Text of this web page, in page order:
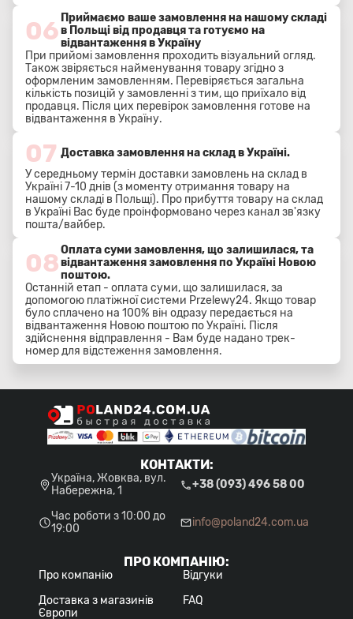
06 Приймаємо ваше замовлення на нашому складі
в Польщі від продавця та готуємо на
відвантаження в Україну
При прийомі замовлення проходить візуальний огляд.
Також звіряється найменування товару згідно з
оформленим замовленням. Перевіряється загальна
кількість позицій у замовленні з тим, що приїхало від
продавця. Після цих перевірок замовлення готове на
відвантаження в Україну.
07 Доставка замовлення на склад в Україні.
У середньому термін доставки замовлень на склад в
Україні 7-10 днів (з моменту отримання товару на
нашому складі в Польщі). Про прибуття товару на склад
в Україні Вас буде проінформовано через канал зв'язку
пошта/вайбер.
08Оплата суми замовлення, що залишилася, та
відвантаження замовлення по Україні Новою
поштою.
Останній етап - оплата суми, що залишилася, за
допомогою платіжної системи Przelewy24. Якщо товар
було сплачено на 100% він одразу передається на
відвантаження Новою поштою по Україні. Після
здійснення відправлення - Вам буде надано трек-
номер для відстеження замовлення.
ПРО КОМПАНІЮ:
Про компанію
Доставка з магазинів
Європи
Відгуки
FAQ
КОНТАКТИ :
Україна, Жовква, вул.
Набережна, 1
Час роботи з 10:00 до
19:00
+38 (093) 496 58 00
info@poland24.com.ua